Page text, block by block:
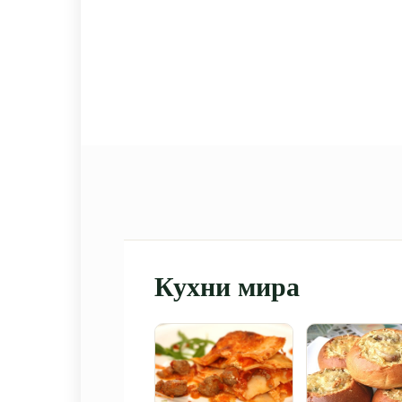
Кухни мира